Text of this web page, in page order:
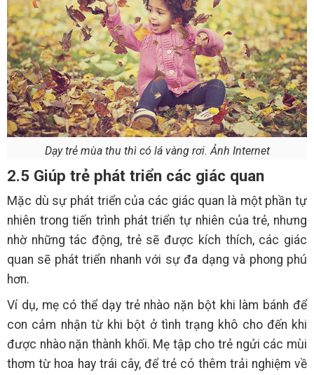
Dạy trẻ mùa thu thì có lá vàng rơi. Ảnh Internet
2.5 Giúp trẻ phát triển các giác quan
Mặc dù sự phát triển của các giác quan là một phần tự
nhiên trong tiến trình phát triển tự nhiên của trẻ, nhưng
nhờ những tác động, trẻ sẽ được kích thích, các giác
quan sẽ phát triển nhanh với sự đa dạng và phong phú
hơn.
Ví dụ, mẹ có thể dạy trẻ nhào nặn bột khi làm bánh để
con cảm nhận từ khi bột ở tình trạng khô cho đến khi
được nhào nặn thành khối. Mẹ tập cho trẻ ngửi các mùi
thơm từ hoa hay trái cây, để trẻ có thêm trải nghiệm về